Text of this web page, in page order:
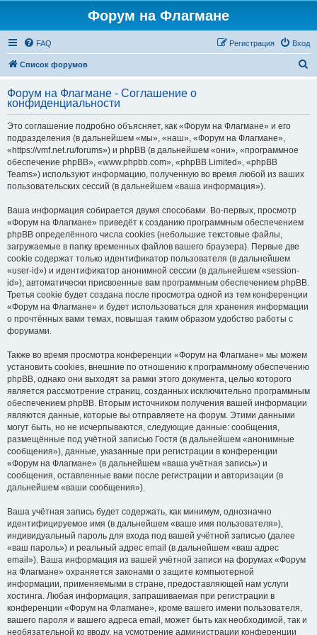
Форум на Флагмане
FAQ Вход
Регистрация
Список форумов
с
Форум на Флагмане - Соглашение о
конфиденциальности
Это соглашение подробно объясняет, как «Форум на Флагмане» и его
подразделения (в дальнейшем «мы», «наш», «Форум на Флагмане»,
«https://vmf.net.ru/forums») и phpBB (в дальнейшем «они», «программное
обеспечение phpBB», «www.phpbb.com», «phpBB Limited», «phpBB
Teams») используют информацию, полученную во время любой из ваших
пользовательских сессий (в дальнейшем «ваша информация»).
Ваша информация собирается двумя способами. Во-первых, просмотр
«Форум на Флагмане» приведёт к созданию программным обеспечением
phpBB определённого числа cookies (небольшие текстовые файлы,
загружаемые в папку временных файлов вашего браузера). Первые две
cookie содержат только идентификатор пользователя (в дальнейшем
«user-id») и идентификатор анонимной сессии (в дальнейшем «session-
id»), автоматически присвоенные вам программным обеспечением phpBB.
Третья cookie будет создана после просмотра одной из тем конференции
«Форум на Флагмане» и будет использоваться для хранения информации
о прочтённых вами темах, повышая таким образом удобство работы с
форумами.
Также во время просмотра конференции «Форум на Флагмане» мы можем
установить cookies, внешние по отношению к программному обеспечению
phpBB, однако они выходят за рамки этого документа, целью которого
является рассмотрение страниц, созданных исключительно программным
обеспечением phpBB. Вторым источником получения вашей информации
являются данные, которые вы отправляете на форум. Этими данными
могут быть, но не исчерпываются, следующие данные: сообщения,
размещённые под учётной записью Гостя (в дальнейшем «анонимные
сообщения»), данные, указанные при регистрации в конференции
«Форум на Флагмане» (в дальнейшем «ваша учётная запись») и
сообщения, оставленные вами после регистрации и авторизации (в
дальнейшем «ваши сообщения»).
Ваша учётная запись будет содержать, как минимум, однозначно
идентифицируемое имя (в дальнейшем «ваше имя пользователя»),
индивидуальный пароль для входа под вашей учётной записью (далее
«ваш пароль») и реальный адрес email (в дальнейшем «ваш адрес
email»). Ваша информация из вашей учётной записи на форумах «Форум
на Флагмане» охраняется законами о защите компьютерной
информации, применяемыми в стране, предоставляющей нам услуги
хостинга. Любая информация, запрашиваемая при регистрации в
конференции «Форум на Флагмане», кроме вашего имени пользователя,
вашего пароля и вашего адреса email, может быть как необходимой, так и
необязательной ко вводу, на усмотрение администрации конференции